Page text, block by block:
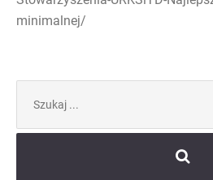
minimalnej/